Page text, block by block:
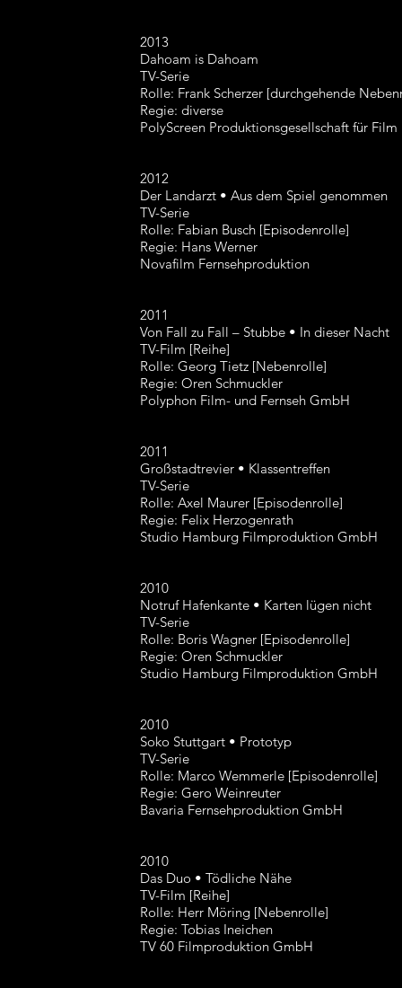
2013
Dahoam is Dahoam
TV-Serie
Rolle: Frank Scherzer [durchgehende
Regie: diverse
PolyScreen Produktionsgesellschaft für Film
2012
Der Landarzt • Aus dem Spiel genommen
TV-Serie
Rolle: Fabian Busch [Episodenrolle]
Regie: Hans Werner
Novafilm Fernsehproduktion
2011
Von Fall zu Fall – Stubbe • In dieser Nacht
TV-Film [Reihe]
Rolle: Georg Tietz [Nebenrolle]
Regie: Oren Schmuckler
Polyphon Film- und Fernseh GmbH
2011
Großstadtrevier • Klassentreffen
TV-Serie
Rolle: Axel Maurer [Episodenrolle]
Regie: Felix Herzogenrath
Studio Hamburg Filmproduktion GmbH
2010
Notruf Hafenkante • Karten lügen nicht
TV-Serie
Rolle: Boris Wagner [Episodenrolle]
Regie: Oren Schmuckler
Studio Hamburg Filmproduktion GmbH
2010
Soko Stuttgart • Prototyp
TV-Serie
Rolle: Marco Wemmerle [Episodenrolle]
Regie: Gero Weinreuter
Bavaria Fernsehproduktion GmbH
2010
Das Duo • Tödliche Nähe
TV-Film [Reihe]
Rolle: Herr Möring [Nebenrolle]
Regie: Tobias Ineichen
TV 60 Filmproduktion GmbH